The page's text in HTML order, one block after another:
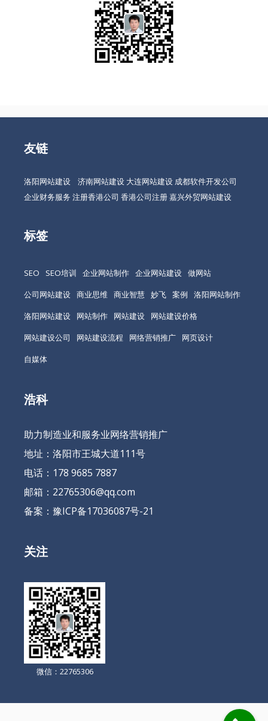
友链
洛阳网站建设 济南网站建设 大连网站建设 成都软件开发公司
企业财务服务 注册香港公司 香港公司注册嘉兴外贸网站建设
标签
SEO SEO培训 企业网站制作 企业网站建设 做网站
公司网站建设 商业思维 商业智慧 妙飞 案例
洛阳网站制作
洛阳网站建设
网站制作 网站建设
网站建设价格
网站建设公司
网站建设流程 网络营销推广
网页设计
自媒体
浩科
助力制造业和服务业网络营销推广
地址：洛阳市王城大道111号
电话：178 9685 7887
邮箱：22765306@qq.com
备案： 豫ICP备17036087号-21
关注
微信：22765306